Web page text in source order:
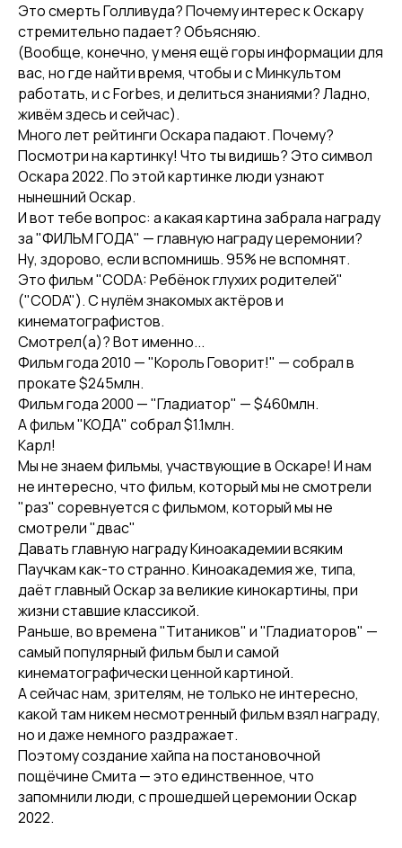
Это смерть Голливуда? Почему интерес к Оскару
стремительно падает? Объясняю.
(Вообще, конечно, у меня ещё горы информации для
вас, но где найти время, чтобы и с Минкультом
работать, и с Forbes, и делиться знаниями? Ладно,
живём здесь и сейчас).
Много лет рейтинги Оскара падают. Почему?
Посмотри на картинку! Что ты видишь? Это символ
Оскара 2022. По этой картинке люди узнают
нынешний Оскар.
И вот тебе вопрос: а какая картина забрала награду
за "ФИЛЬМ ГОДА" — главную награду церемонии?
Ну, здорово, если вспомнишь. 95% не вспомнят.
Это фильм "CODA: Ребёнок глухих родителей"
("CODA"). С нулём знакомых актёров и
кинематографистов.
Смотрел(а)? Вот именно...
Фильм года 2010 — "Король Говорит!" — собрал в
прокате $245млн.
Фильм года 2000 — "Гладиатор" — $460млн.
А фильм "КОДА" собрал $1.1млн.
Карл!
Мы не знаем фильмы, участвующие в Оскаре! И нам
не интересно, что фильм, который мы не смотрели
"раз" соревнуется с фильмом, который мы не
смотрели "двас"
Давать главную награду Киноакадемии всяким
Паучкам как-то странно. Киноакадемия же, типа,
даёт главный Оскар за великие кинокартины, при
жизни ставшие классикой.
Раньше, во времена "Титаников" и "Гладиаторов" —
самый популярный фильм был и самой
кинематографически ценной картиной.
А сейчас нам, зрителям, не только не интересно,
какой там никем несмотренный фильм взял награду,
но и даже немного раздражает.
Поэтому создание хайпа на постановочной
пощёчине Смита — это единственное, что
запомнили люди, с прошедшей церемонии Оскар
2022.